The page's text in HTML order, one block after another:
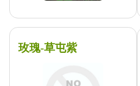
玫瑰-草屯紫